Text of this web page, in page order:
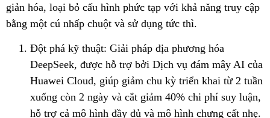
giản hóa, loại bỏ cấu hình phức tạp với khả năng truy cập
bằng một cú nhấp chuột và sử dụng tức thì.
Đột phá kỹ thuật: Giải pháp địa phương hóa
DeepSeek, được hỗ trợ bởi Dịch vụ đám mây AI của
Huawei Cloud, giúp giảm chu kỳ triển khai từ 2 tuần
xuống còn 2 ngày và cắt giảm 40% chi phí suy luận,
hỗ trợ cả mô hình đầy đủ và mô hình chưng cất nhẹ.